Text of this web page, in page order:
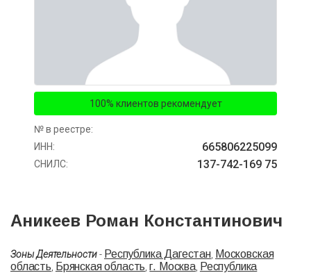
100% клиентов рекомендует
№ в реестре:
ИНН:
665806225099
СНИЛС: 137-742-169 75
Аникеев Роман Константинович
Зоны Деятельности- Республика Дагестан, Московская
область, Брянская область,г. Москва, Республика